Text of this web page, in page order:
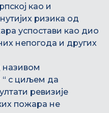
као и
ризика од
успостави као дио
непогода и других
називом
“ с циљем да
ревизије
пожара не